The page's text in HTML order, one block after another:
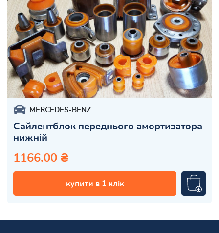
MERCEDES-BENZ
Сайлентблок переднього амортизатора
нижній
1166.00 ₴
купити в 1 клік